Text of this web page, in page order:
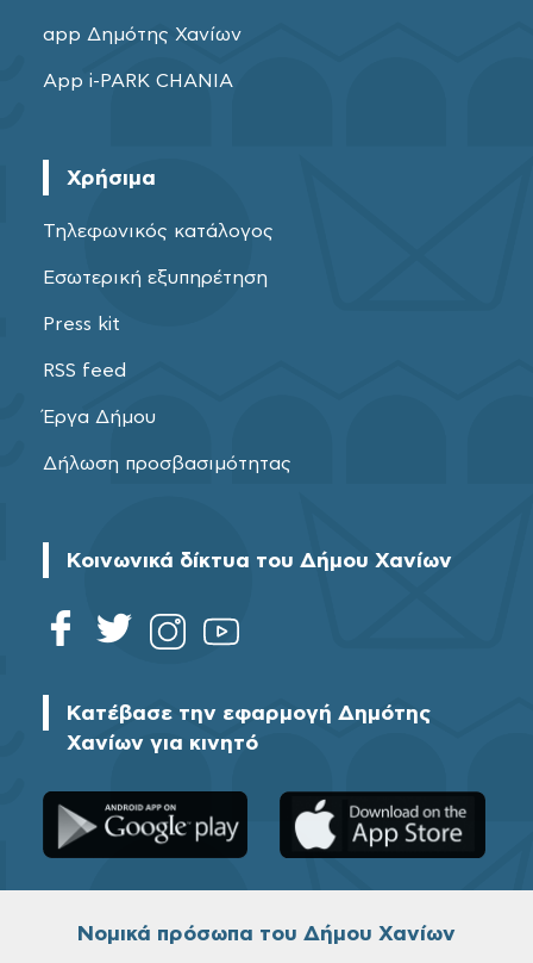
app Δημότης Χανίων
App i-PARK CHANIA
Χρήσιμα
Τηλεφωνικός κατάλογος
Εσωτερική εξυπηρέτηση
Press kit
RSS feed
Έργα Δήμου
Δήλωση προσβασιμότητας
Κοινωνικά δίκτυα του Δήμου Χανίων
Κατέβασε την εφαρμογή Δημότης
Χανίων για κινητό
Νομικά πρόσωπα του Δήμου Χανίων